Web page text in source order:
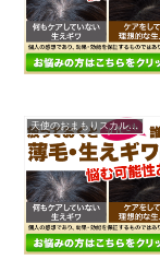
天使のおまもりスカルプ美容液